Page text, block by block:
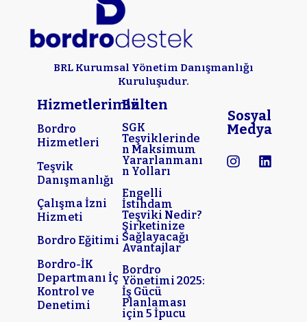
BRL Kurumsal Yönetim Danışmanlığı
Kuruluşudur.
Hizmetlerimiz
Bordro
Hizmetleri
Teşvik
Danışmanlığı
Çalışma İzni
Hizmeti
Bordro Eğitimi
Bordro-İK
Departmanı İç
Kontrol ve
Denetimi
Bülten
SGK
Teşviklerinde
n Maksimum
Yararlanmanı
n Yolları
Engelli
İstihdam
Teşviki Nedir?
Şirketinize
Sağlayacağı
Avantajlar
Bordro
Yönetimi 2025:
İş Gücü
Planlaması
için 5 İpucu
Sosyal
Medya